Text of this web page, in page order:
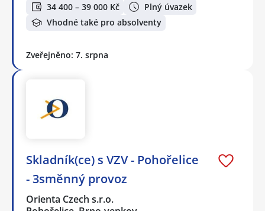
34 400 – 39 000 Kč
Plný úvazek
Vhodné také pro absolventy
Zveřejněno: 7. srpna
Skladník(ce) s VZV - Pohořelice
- 3směnný provoz
Orienta Czech s.r.o.